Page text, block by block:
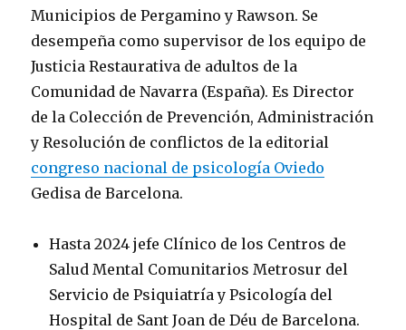
Municipios de Pergamino y Rawson. Se
desempeña como supervisor de los equipo de
Justicia Restaurativa de adultos de la
Comunidad de Navarra (España). Es Director
de la Colección de Prevención, Administración
y Resolución de conflictos de la editorial
congreso nacional de psicología Oviedo
Gedisa de Barcelona.
Hasta 2024 jefe Clínico de los Centros de
Salud Mental Comunitarios Metrosur del
Servicio de Psiquiatría y Psicología del
Hospital de Sant Joan de Déu de Barcelona.